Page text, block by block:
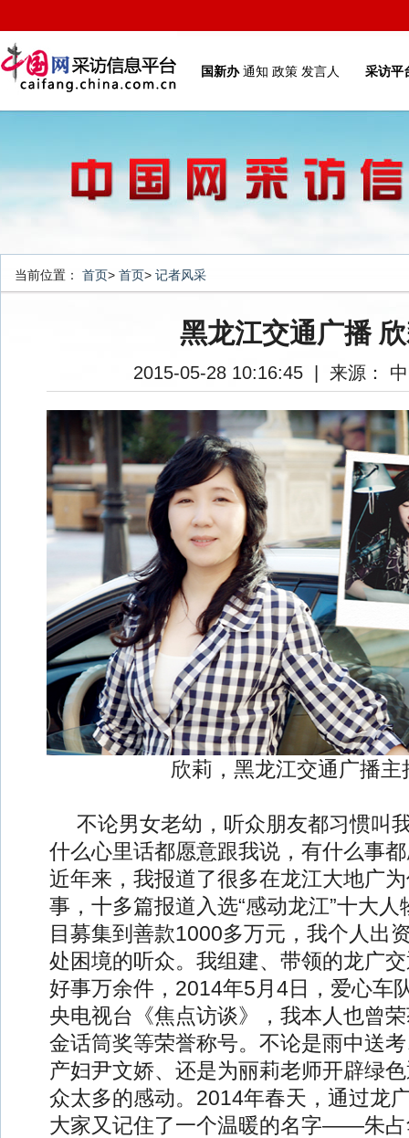
国新办 通知 政策 发言人 采访平
当前位置： 首页> 首页> 记者风采
黑龙江交通广播
2015-05-28 10:16:45| 来源：
欣莉，黑龙江交通广播主
不论男女老幼，听众朋友都习惯叫
什么心里话都愿意跟我说，有什么事
近年来，我报道了很多在龙江大地广
事，十多篇报道入选“感动龙江”十大
目募集到善款1000多万元，我个人出
处困境的听众。我组建、带领的龙广
好事万余件，2014年5月4日，爱心车
央电视台《焦点访谈》，我本人也曾
金话筒奖等荣誉称号。不论是雨中送
产妇尹文娇、还是为丽莉老师开辟绿
众太多的感动。2014年春天，通过龙
大家又记住了一个温暖的名字——朱